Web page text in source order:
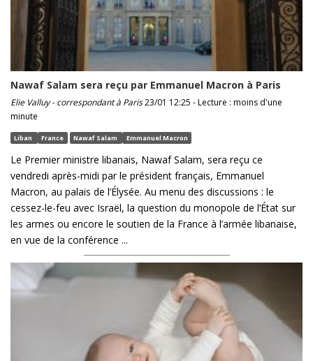
Nawaf Salam sera reçu par Emmanuel Macron à Paris
Elie Valluy - correspondant à Paris23/01 12:25 - Lecture : moins d'une
minute
Liban France Nawaf Salam Emmanuel Macron
Le Premier ministre libanais, Nawaf Salam, sera reçu ce
vendredi après-midi par le président français, Emmanuel
Macron, au palais de l’Élysée. Au menu des discussions : le
cessez-le-feu avec Israël, la question du monopole de l’État sur
les armes ou encore le soutien de la France à l’armée libanaise,
en vue de la conférence ...